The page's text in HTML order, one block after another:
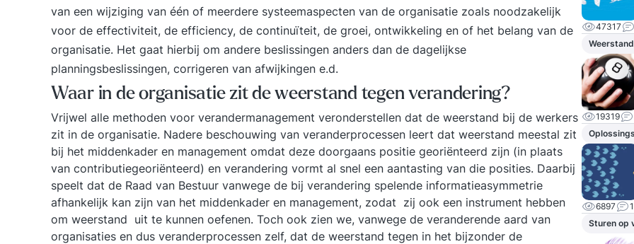
van een wijziging van één of meerdere systeemaspecten van de organisatie zoals noodzakelijk
voor de effectiviteit, de efficiency, de continuïteit, de groei, ontwikkeling en of het belang van de
organisatie. Het gaat hierbij om andere beslissingen anders dan de dagelijkse
planningsbeslissingen, corrigeren van afwijkingen e.d.
Waar in de organisatie zit de weerstand tegen verandering?
Vrijwel alle methoden voor verandermanagement veronderstellen dat de weerstand bij de werkers
zit in de organisatie. Nadere beschouwing van veranderprocessen leert dat weerstand meestal zit
bij het middenkader en management omdat deze doorgaans positie georiënteerd zijn (in plaats
van contributiegeoriënteerd) en verandering vormt al snel een aantasting van die posities. Daarbij
speelt dat de Raad van Bestuur vanwege de bij verandering spelende informatieasymmetrie
afhankelijk kan zijn van het middenkader en management, zodat zij ook een instrument hebben
om weerstand uit te kunnen oefenen. Toch ook zien we, vanwege de veranderende aard van
organisaties en dus veranderprocessen zelf, dat de weerstand tegen in het bijzonder de
47317
19319
6897
Sturen op